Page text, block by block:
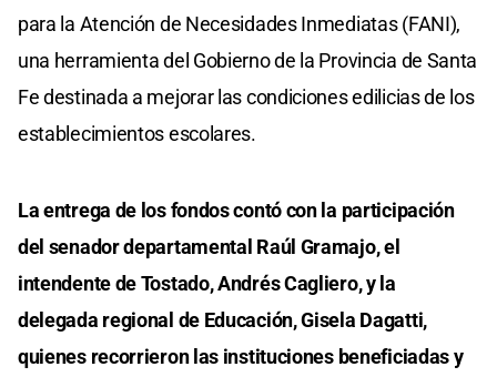
para la Atención de Necesidades Inmediatas (FANI),
una herramienta del Gobierno de la Provincia de Santa
Fe destinada a mejorar las condiciones edilicias de los
establecimientos escolares.
La entrega de los fondos contó con la participación
del senador departamental Raúl Gramajo, el
intendente de Tostado, Andrés Cagliero, y la
delegada regional de Educación, Gisela Dagatti,
quienes recorrieron las instituciones beneficiadas y